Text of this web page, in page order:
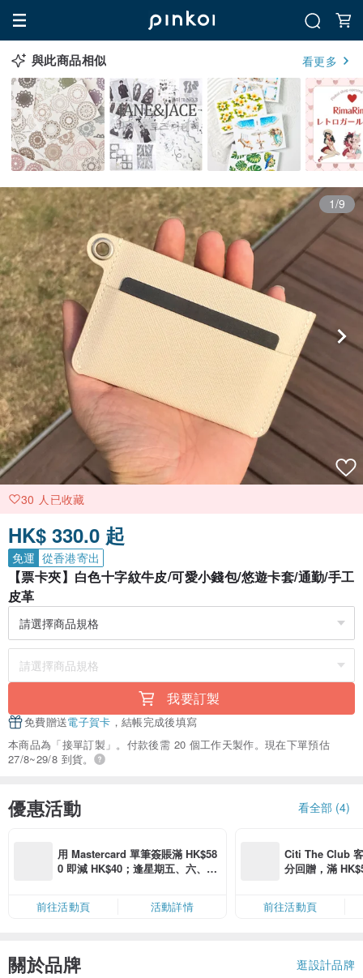
與此商品相似 看更多
1/9
30 人已收藏
HK$ 330.0 起
免運 從香港寄出
【票卡夾】白色十字紋牛皮/可愛小錢包/悠遊卡套/通勤/手工
皮革
我要訂製
免費贈送電子賀卡 ，結帳完成後填寫
本商品為「接單訂製」。付款後需 20 個工作天製作。現在下單預估
27/8~29/8 到貨。
優惠活動 看全部 (4)
用 Mastercard 單筆簽賬滿 HK$58
0 即減 HK$40；逢星期五、六、日
卡」結帳）
前往活動頁 活動詳情
Citi The Club
分回贈，滿
前往活動頁
關於品牌 逛設計品牌